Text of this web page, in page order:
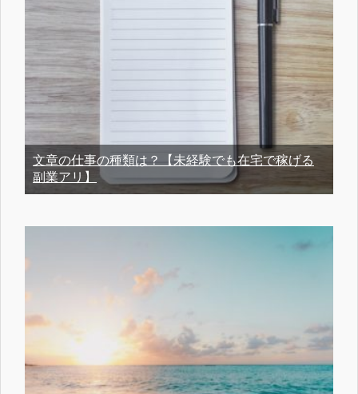
文章の仕事の種類は？【未経験でも在宅で稼げる
副業アリ】